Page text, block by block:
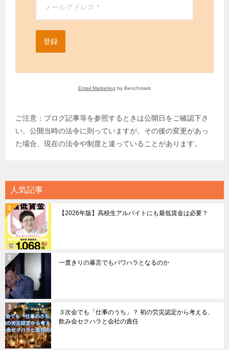
登録
Email Marketing by Benchmark
ご注意：ブログ記事等を参照するときは公開日をご確認下さ
い。公開当時の法令に則っていますが、その後の変更があっ
た場合、現在の法令や制度と違っていることがあります。
人気記事
【2026年版】高校生アルバイトにも最低賃金は必要？
一度きりの暴言でもパワハラとなるのか
３次会でも「仕事のうち」？ 初の労災認定から考える、
飲み会セクハラと会社の責任